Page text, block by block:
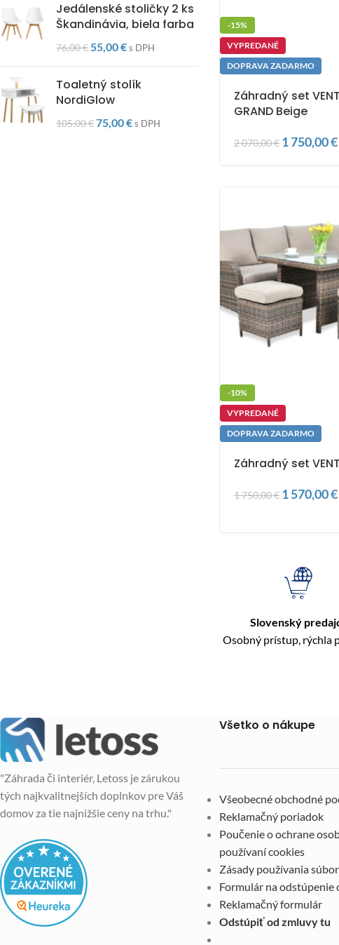
Jedálenské stoličky 2 ks
Škandinávia, biela farba
76,00€55,00€s DPH
Toaletný stolík
NordiGlow
105,00€75,00€s DPH
-15%
VYPREDANÉ
DOPRAVA ZADARMO
Záhradný set
GRAND Beige
2 070,00€ 1 750,00€
-10%
VYPREDANÉ
DOPRAVA ZADARMO
Záhradný set
1 750,00€ 1 570,00€
Slovenský
Osobný prístup, rýchla
"Záhrada či interiér, Letoss je zárukou
tých najkvalitnejších doplnkov pre Váš
domov za tie najnižšie ceny na trhu."
Všetko o nákupe
Všeobecné obchodné
Reklamačný poriadok
Poučenie o ochrane
používaní cookies
Zásady používania
Formulár na odstúpenie
Reklamačný formulár
Odstúpiť od zmluvy tu